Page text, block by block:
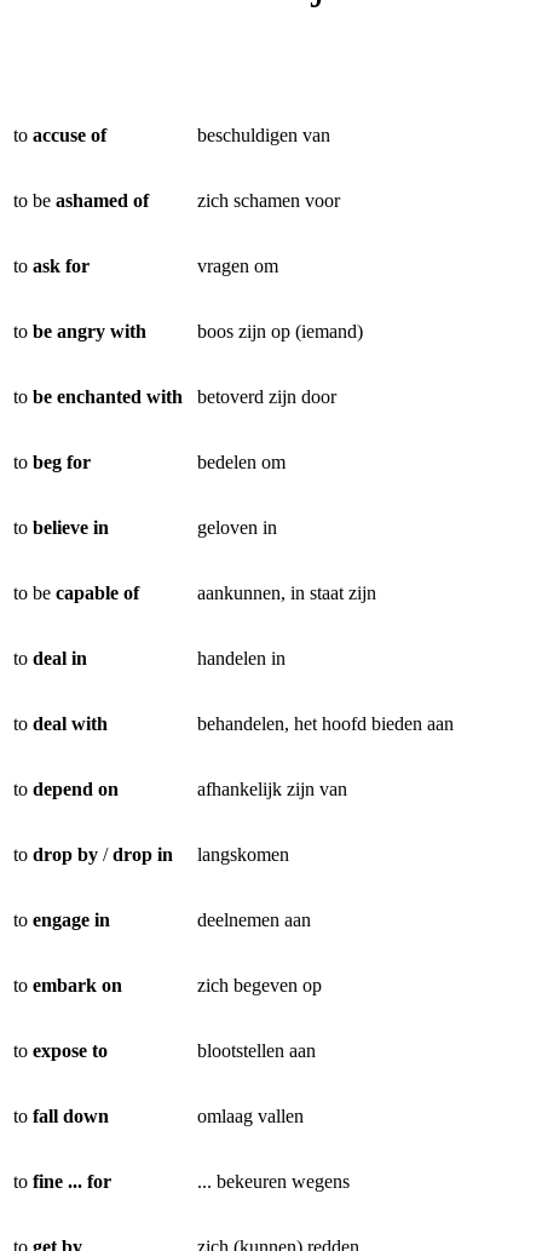
to accuse of beschuldigen van
to be ashamed of zich schamen voor
to ask for vragen om
to be angry with boos zijn op (iemand)
to be enchanted with betoverd zijn door
to beg for bedelen om
to believe in geloven in
to be capable of aankunnen, in staat zijn
to deal in handelen in
to deal with behandelen, het hoofd bieden aan
to depend on afhankelijk zijn van
to drop by /drop in langskomen
to engage in deelnemen aan
to embark on zich begeven op
to expose to blootstellen aan
to fall down omlaag vallen
to fine ... for ... bekeuren wegens
to get by zich (kunnen) redden